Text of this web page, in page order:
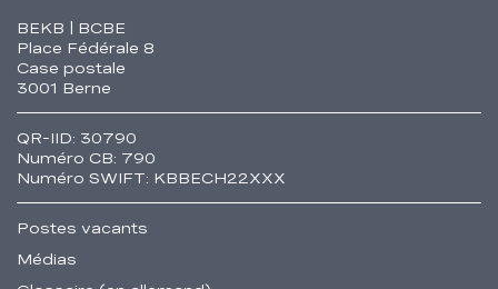
Fusszeile
BEKB | BCBE
Place Fédérale 8
Case postale
3001 Berne
QR-IID: 30790
Numéro CB: 790
Numéro SWIFT: KBBECH22XXX
Postes vacants
Médias